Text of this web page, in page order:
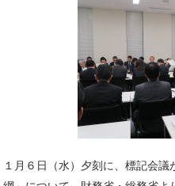
１月６日（水）夕刻に、標記会